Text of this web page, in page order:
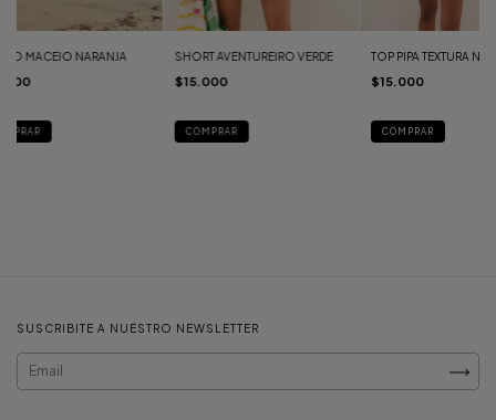
MACEIO NARANJA SHORT AVENTUREIRO VERDE
$15.000
COMPRAR
TOP PIPA TEXTURA
$15.000
COMPRAR
SUSCRIBITE A NUESTRO NEWSLETTER